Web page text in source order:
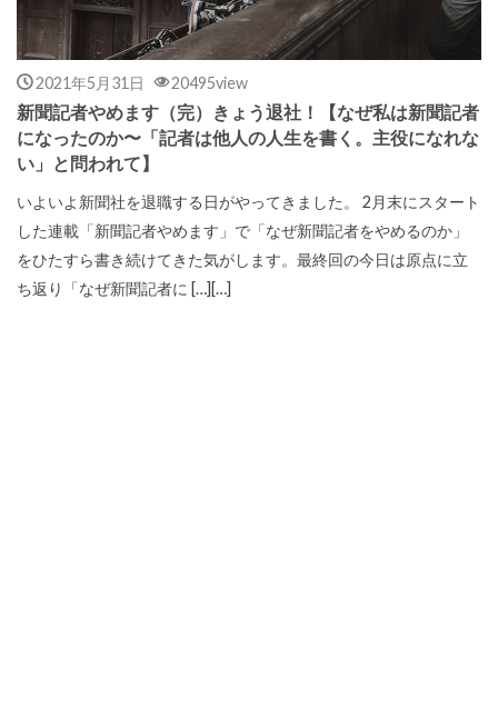
2021年5月31日 20495view
新聞記者やめます（完）きょう退社！【なぜ私は新聞記者
になったのか〜「記者は他人の人生を書く。主役になれな
い」と問われて】
いよいよ新聞社を退職する日がやってきました。 2月末にスタート
した連載「新聞記者やめます」で「なぜ新聞記者をやめるのか」
をひたすら書き続けてきた気がします。最終回の今日は原点に立
ち返り「なぜ新聞記者に […][…]